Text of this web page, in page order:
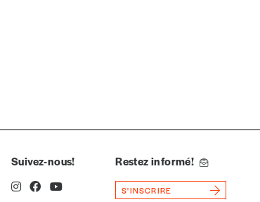
vos moyens et vos motivations.
Suivez-nous! Restez informé!
S'INSCRIRE